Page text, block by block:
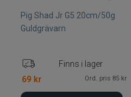
Pig Shad Jr G5 20cm/50g
Guldgrävarn
Finns i lager
69 kr Ord. pris 85 kr